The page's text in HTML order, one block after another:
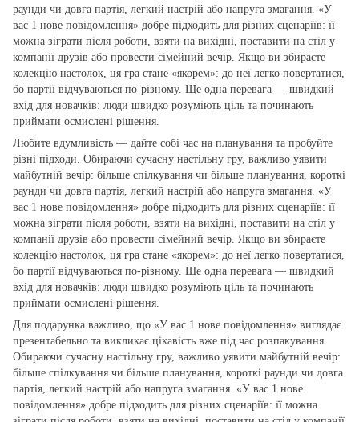
раунди чи довга партія, легкий настрій або напруга змагання. «У
вас 1 нове повідомлення» добре підходить для різних сценаріїв: її
можна зіграти після роботи, взяти на вихідні, поставити на стіл у
компанії друзів або провести сімейний вечір. Якщо ви збираєте
колекцію настолок, ця гра стане «якорем»: до неї легко повертатися,
бо партії відчуваються по‑різному. Ще одна перевага — швидкий
вхід для новачків: люди швидко розуміють ціль та починають
приймати осмислені рішення.
Любите вдумливість — дайте собі час на планування та пробуйте
різні підходи. Обираючи сучасну настільну гру, важливо уявити
майбутній вечір: більше спілкування чи більше планування, короткі
раунди чи довга партія, легкий настрій або напруга змагання. «У
вас 1 нове повідомлення» добре підходить для різних сценаріїв: її
можна зіграти після роботи, взяти на вихідні, поставити на стіл у
компанії друзів або провести сімейний вечір. Якщо ви збираєте
колекцію настолок, ця гра стане «якорем»: до неї легко повертатися,
бо партії відчуваються по‑різному. Ще одна перевага — швидкий
вхід для новачків: люди швидко розуміють ціль та починають
приймати осмислені рішення.
Для подарунка важливо, що «У вас 1 нове повідомлення» виглядає
презентабельно та викликає цікавість вже під час розпакування.
Обираючи сучасну настільну гру, важливо уявити майбутній вечір:
більше спілкування чи більше планування, короткі раунди чи довга
партія, легкий настрій або напруга змагання. «У вас 1 нове
повідомлення» добре підходить для різних сценаріїв: її можна